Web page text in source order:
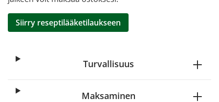
Siirry reseptilääketilaukseen
Turvallisuus
Maksaminen